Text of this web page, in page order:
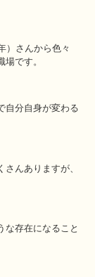
）さんから色々
です。
自分自身が変わる
んありますが、
な存在になること